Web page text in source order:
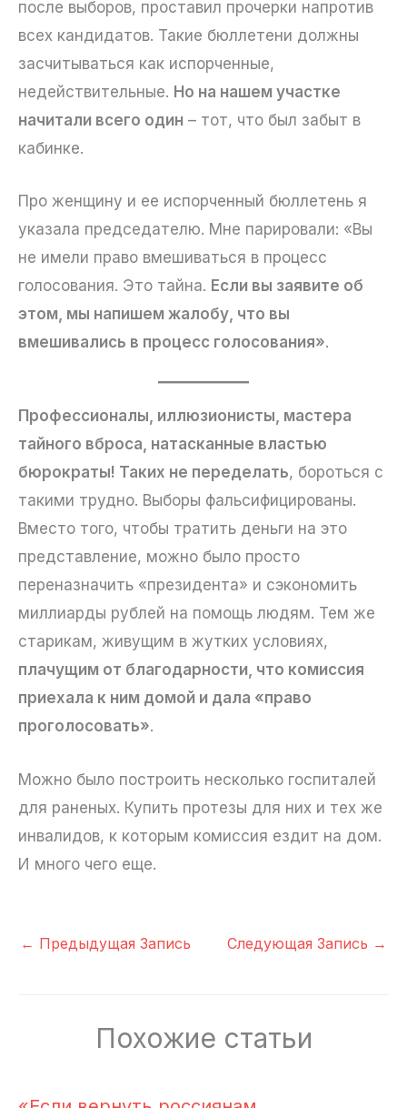
после выборов, проставил прочерки напротив
всех кандидатов. Такие бюллетени должны
засчитываться как испорченные,
недействительные. Но на нашем участке
начитали всего один – тот, что был забыт в
кабинке.
Про женщину и ее испорченный бюллетень я
указала председателю. Мне парировали: «Вы
не имели право вмешиваться в процесс
голосования. Это тайна. Если вы заявите об
этом, мы напишем жалобу, что вы
вмешивались в процесс голосования».
Профессионалы, иллюзионисты, мастера
тайного вброса, натасканные властью
бюрократы! Таких не переделать, бороться с
такими трудно. Выборы фальсифицированы.
Вместо того, чтобы тратить деньги на это
представление, можно было просто
переназначить «президента» и сэкономить
миллиарды рублей на помощь людям. Тем же
старикам, живущим в жутких условиях,
плачущим от благодарности, что комиссия
приехала к ним домой и дала «право
проголосовать».
Можно было построить несколько госпиталей
для раненых. Купить протезы для них и тех же
инвалидов, к которым комиссия ездит на дом.
И много чего еще.
← Предыдущая Запись Следующая Запись →
Похожие статьи